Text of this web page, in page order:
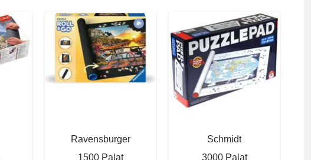
Ravensburger
1500 Palat
Schmidt
3000 Palat